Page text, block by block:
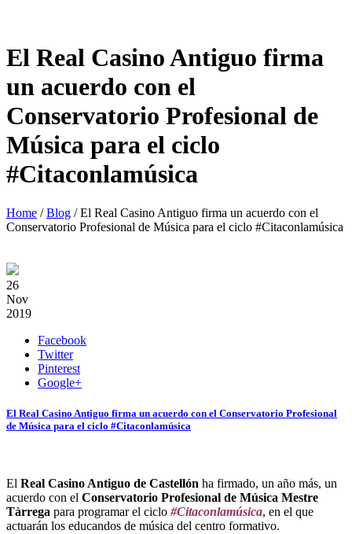
El Real Casino Antiguo firma
un acuerdo con el
Conservatorio Profesional de
Música para el ciclo
#Citaconlamúsica
Home /Blog /El Real Casino Antiguo firma un acuerdo con el
Conservatorio Profesional de Música para el ciclo #Citaconlamúsica
26
Nov
2019
Facebook
Twitter
Pinterest
Google+
El Real Casino Antiguo firma un acuerdo con el Conservatorio Profesional
de Música para el ciclo #Citaconlamúsica
El Real Casino Antiguo de Castellón ha firmado, un año más, un
acuerdo con el Conservatorio Profesional de Música Mestre
Tàrrega para programar el ciclo #Citaconlamúsica, en el que
actuarán los educandos de música del centro formativo.